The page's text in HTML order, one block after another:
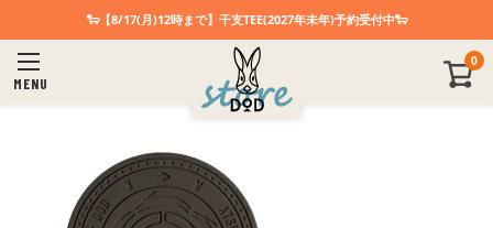
🐑【8/17(月)12時まで】干支TEE(2027年未年)予約受付中🐑
MENU
0